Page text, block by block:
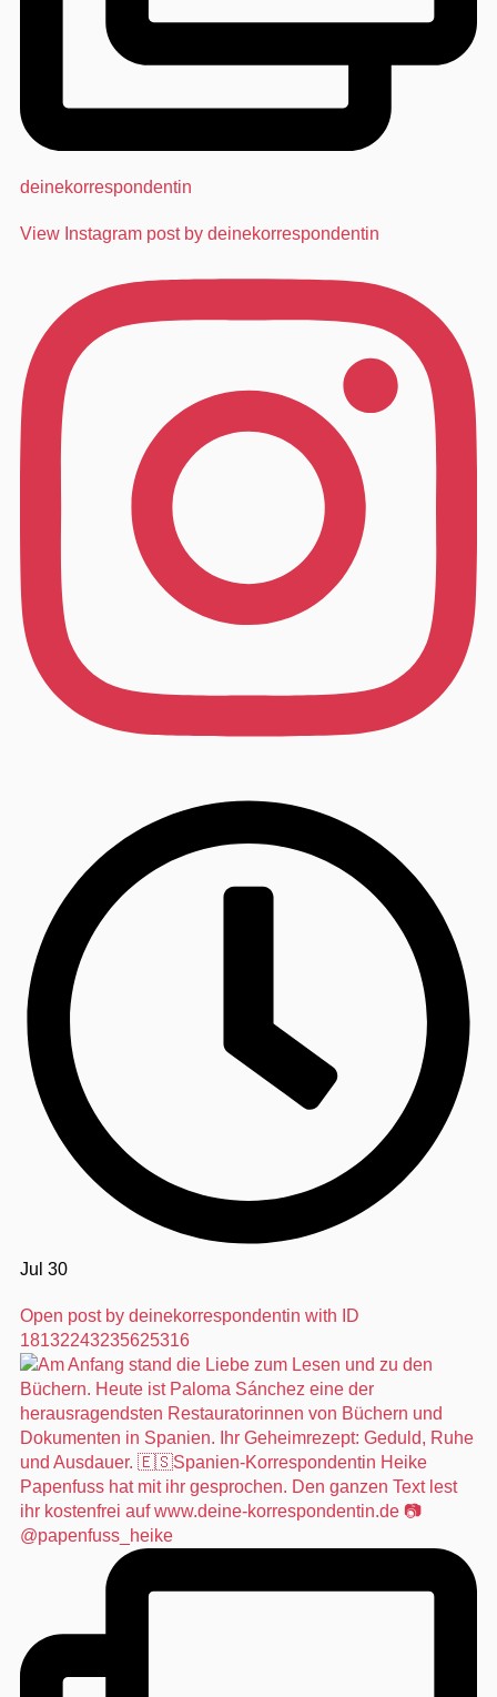
deinekorrespondentin
View Instagram post by deinekorrespondentin
Jul 30
Open post by deinekorrespondentin with ID
18132243235625316